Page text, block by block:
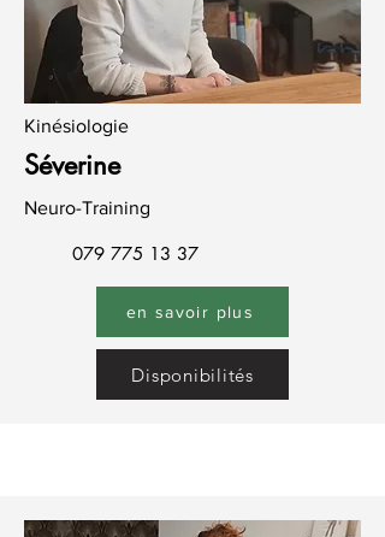
Kinésiologie
Séverine
Neuro-Training
079 775 13 37
en savoir plus
Disponibilités